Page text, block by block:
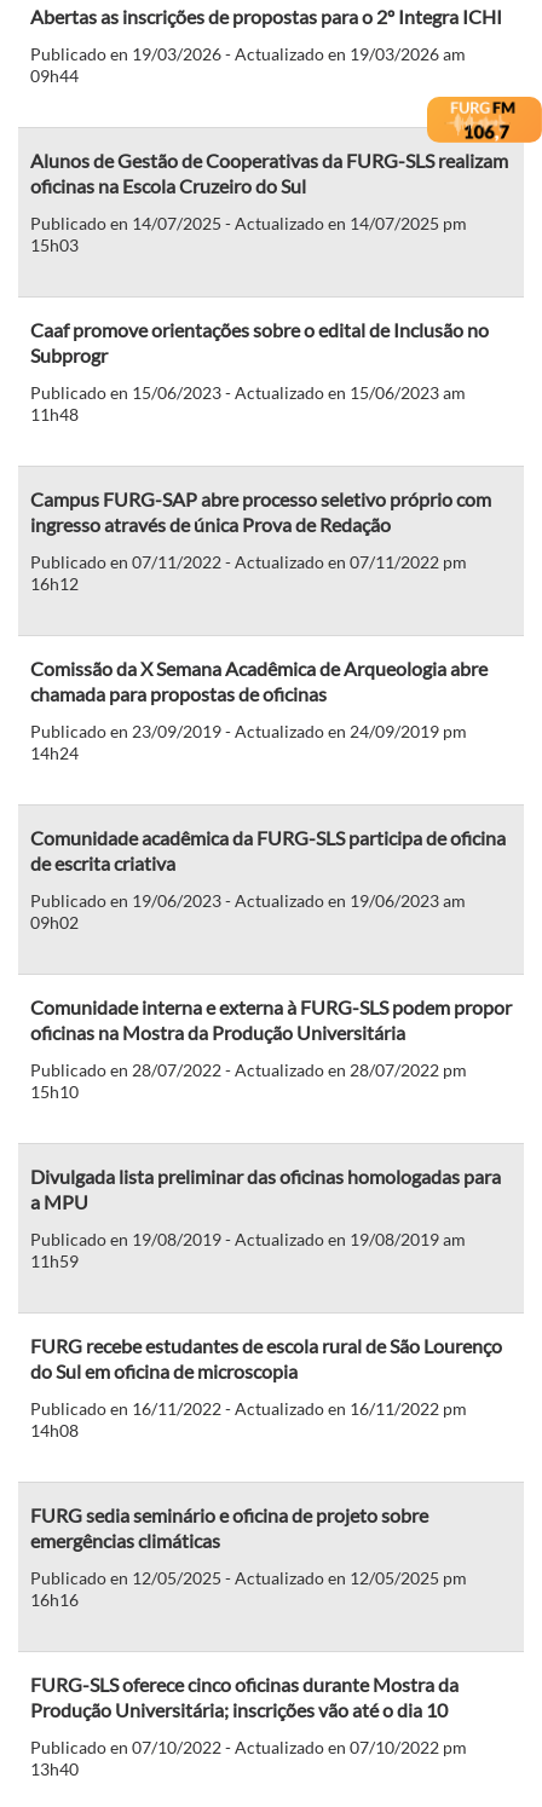
Abertas as inscrições de propostas para o 2º Integra ICHI
Publicado en 19/03/2026 - Actualizado en 19/03/2026 am
09h44
Alunos de Gestão de Cooperativas da FURG-SLS realizam
oficinas na Escola Cruzeiro do Sul
Publicado en 14/07/2025 - Actualizado en 14/07/2025 pm
15h03
Caaf promove orientações sobre o edital de Inclusão no
Subprogr
Publicado en 15/06/2023 - Actualizado en 15/06/2023 am
11h48
Campus FURG-SAP abre processo seletivo próprio com
ingresso através de única Prova de Redação
Publicado en 07/11/2022 - Actualizado en 07/11/2022 pm
16h12
Comissão da X Semana Acadêmica de Arqueologia abre
chamada para propostas de oficinas
Publicado en 23/09/2019 - Actualizado en 24/09/2019 pm
14h24
Comunidade acadêmica da FURG-SLS participa de oficina
de escrita criativa
Publicado en 19/06/2023 - Actualizado en 19/06/2023 am
09h02
Comunidade interna e externa à FURG-SLS podem propor
oficinas na Mostra da Produção Universitária
Publicado en 28/07/2022 - Actualizado en 28/07/2022 pm
15h10
Divulgada lista preliminar das oficinas homologadas para
a MPU
Publicado en 19/08/2019 - Actualizado en 19/08/2019 am
11h59
FURG recebe estudantes de escola rural de São Lourenço
do Sul em oficina de microscopia
Publicado en 16/11/2022 - Actualizado en 16/11/2022 pm
14h08
FURG sedia seminário e oficina de projeto sobre
emergências climáticas
Publicado en 12/05/2025 - Actualizado en 12/05/2025 pm
16h16
FURG-SLS oferece cinco oficinas durante Mostra da
Produção Universitária; inscrições vão até o dia 10
Publicado en 07/10/2022 - Actualizado en 07/10/2022 pm
13h40